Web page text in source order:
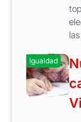
Igualdad